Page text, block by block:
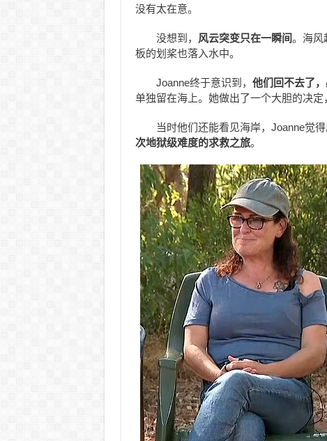
没有太在意。
没想到， 风云突变只在一瞬间。海风
板的划桨也落入水中。
Joanne终于意识到， 他们回不去了
单独留在海上。她做出了一个大胆的决定
当时他们还能看见海岸，Joanne觉
次地狱级难度的求救之旅。